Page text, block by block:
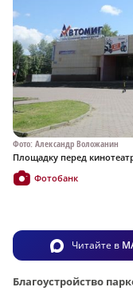
Фото: Александр Воложанин
Площадку перед
Фотобанк
Читайте в
Благоустройство